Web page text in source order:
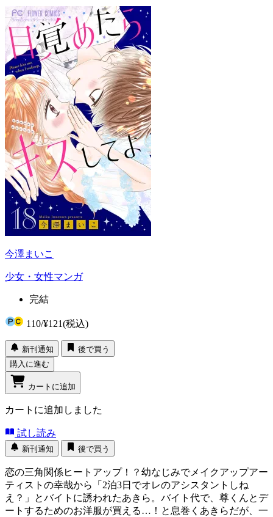
今澤まいこ
少女・女性マンガ
完結
110/¥121(税込)
新刊通知
後で買う
購入に進む
カートに追加
カートに追加しました
試し読み
新刊通知 後で買う
恋の三角関係ヒートアップ！？幼なじみでメイクアップアー
ティストの幸哉から「2泊3日でオレのアシスタントしね
え？」とバイトに誘われたあきら。バイト代で、尊くんとデ
ートするためのお洋服が買える…！と息巻くあきらだが、一